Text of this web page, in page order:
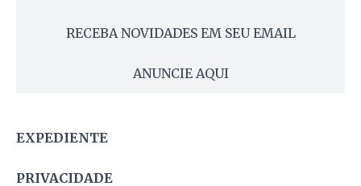
RECEBA NOVIDADES EM SEU EMAIL
ANUNCIE AQUI
EXPEDIENTE
PRIVACIDADE